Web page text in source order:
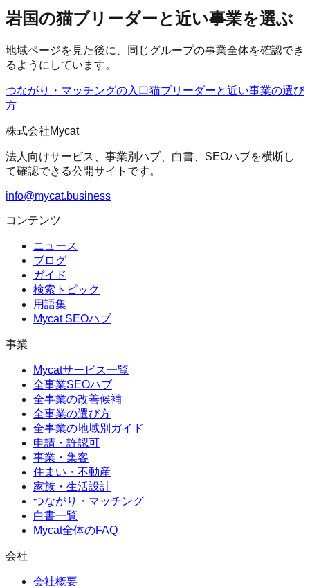
岩国の猫ブリーダーと近い事業を選ぶ
地域ページを見た後に、同じグループの事業全体を確認でき
るようにしています。
つながり・マッチングの入口猫ブリーダーと近い事業の選び
方
株式会社Mycat
法人向けサービス、事業別ハブ、白書、SEOハブを横断し
て確認できる公開サイトです。
info@mycat.business
コンテンツ
ニュース
ブログ
ガイド
検索トピック
用語集
Mycat SEOハブ
事業
Mycatサービス一覧
全事業SEOハブ
全事業の改善候補
全事業の選び方
全事業の地域別ガイド
申請・許認可
事業・集客
住まい・不動産
家族・生活設計
つながり・マッチング
白書一覧
Mycat全体のFAQ
会社
会社概要